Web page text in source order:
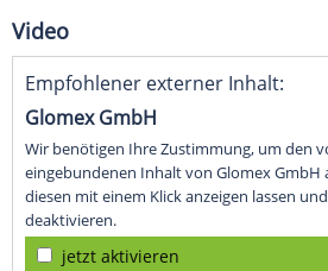
Video
Empfohlener externer Inhalt:
Glomex GmbH
Wir benötigen Ihre Zustimmung, um den
eingebundenen Inhalt von Glomex GmbH
diesen mit einem Klick anzeigen lassen
deaktivieren.
jetzt aktivieren